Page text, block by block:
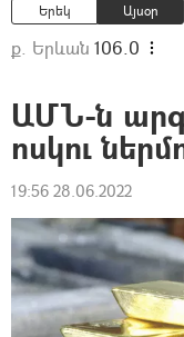
Երեկ Այսօր
ք. Երևան 106.0
ԱՄՆ-ն
ոսկու
19:56 28.06.2022